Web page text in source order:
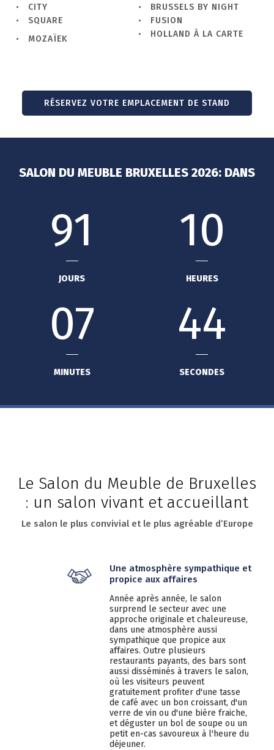
RÉSERVEZ VOTRE EMPLACEMENT DE STAND
CITY
BRUSSELS BY NIGHT
SQUARE
FUSION
MOZAÏEK
HOLLAND À LA CARTE
SALON DU MEUBLE BRUXELLES 2026: DANS
91
JOURS
10
HEURES
07
MINUTES
44
SECONDES
Le Salon du Meuble de Bruxelles
: un salon vivant et accueillant
Le salon le plus convivial et le plus agréable d’Europe
Une atmosphère sympathique et
propice aux affaires
Année après année, le salon
surprend le secteur avec une
approche originale et chaleureuse,
dans une atmosphère aussi
sympathique que propice aux
affaires. Outre plusieurs
restaurants payants, des bars sont
aussi disséminés à travers le salon,
où les visiteurs peuvent
gratuitement profiter d'une tasse
de café avec un bon croissant, d'un
verre de vin ou d'une bière fraiche,
et déguster un bol de soupe ou un
petit en-cas savoureux à l'heure du
déjeuner.